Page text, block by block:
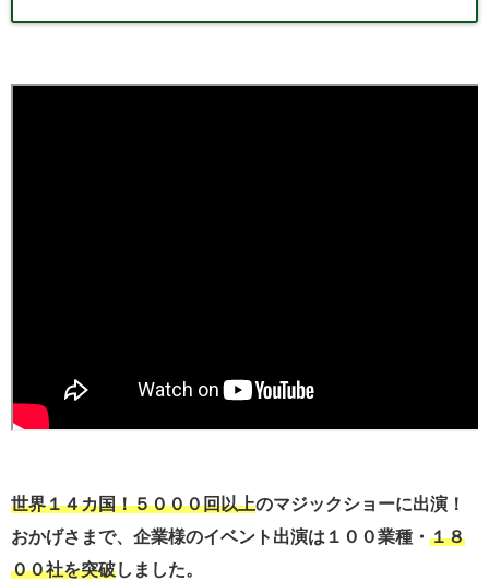
世界１４カ国！５０００回以上のマジックショーに出演！
おかげさまで、企業様のイベント出演は１００業種・ １８
００社を突破しました。